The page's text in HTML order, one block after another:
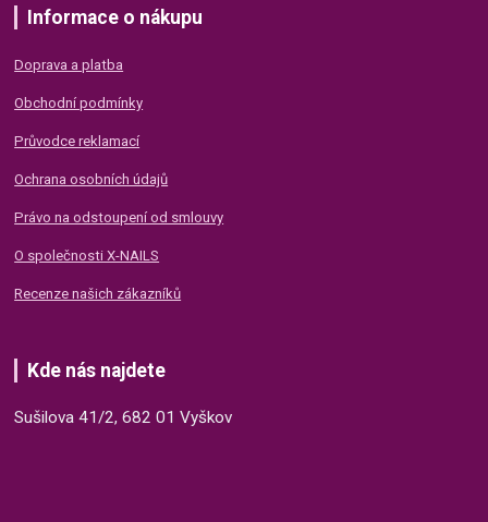
Informace o nákupu
Doprava a platba
Obchodní podmínky
Průvodce reklamací
Ochrana osobních údajů
Právo na odstoupení od smlouvy
O společnosti X-NAILS
Recenze našich zákazníků
Kde nás najdete
Sušilova 41/2, 682 01 Vyškov